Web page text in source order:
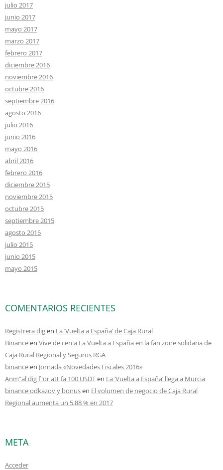
julio 2017
junio 2017
mayo 2017
marzo 2017
febrero 2017
diciembre 2016
noviembre 2016
octubre 2016
septiembre 2016
agosto 2016
julio 2016
junio 2016
mayo 2016
abril 2016
febrero 2016
diciembre 2015
noviembre 2015
octubre 2015
septiembre 2015
agosto 2015
julio 2015
junio 2015
mayo 2015
COMENTARIOS RECIENTES
Registrera digen La ‘Vuelta a España’ de Caja Rural
Binanceen Vive de cerca La Vuelta a España en la fan zone solidaria de
Caja Rural Regional y Seguros RGA
binanceen Jornada «Novedades Fiscales 2016»
Anm"al dig f"or att fa 100 USDTen La ‘Vuelta a España’ llega a Murcia
binance odkazov'y bonusen El volumen de negocio de Caja Rural
Regional aumenta un 5,88 % en 2017
META
Acceder